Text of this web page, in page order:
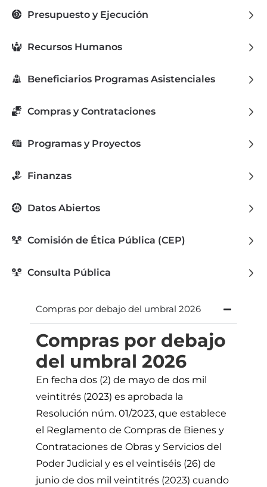
Presupuesto y Ejecución
Recursos Humanos
Beneficiarios Programas Asistenciales
Compras y Contrataciones
Programas y Proyectos
Finanzas
Datos Abiertos
Comisión de Ética Pública (CEP)
Consulta Pública
Compras por debajo del umbral 2026
Compras por debajo
del umbral 2026
En fecha dos (2) de mayo de dos mil
veintitrés (2023) es aprobada la
Resolución núm. 01/2023, que establece
el Reglamento de Compras de Bienes y
Contrataciones de Obras y Servicios del
Poder Judicial y es el veintiséis (26) de
junio de dos mil veintitrés (2023) cuando